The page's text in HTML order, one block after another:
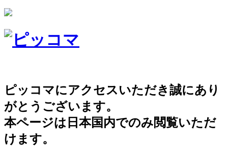
ピッコマにアクセスいただき誠にあり
がとうございます。
本ページは日本国内でのみ閲覧いただ
けます。